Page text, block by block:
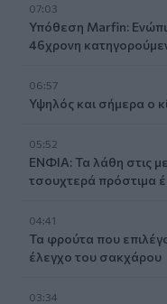
07:03
Υπόθεση Marfin:
46χρονη
06:57
Υψηλός και σήμερα ο
05:52
ΕΝΦΙΑ: Τα λάθη στις
τσουχτερά πρόστιμα
04:41
Τα φρούτα που
έλεγχο του σακχάρου
03:34